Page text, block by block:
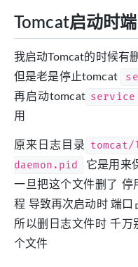
Tomcat启动时
我启动Tomcat的时候有
但是老是停止tomcat
再启动tomcat
用
原来日志目录 tomcat/
daemon.pid
它是用来
一旦把这个文件删了
程 导致再次启动时 端口
所以删日志文件时 千万
个文件